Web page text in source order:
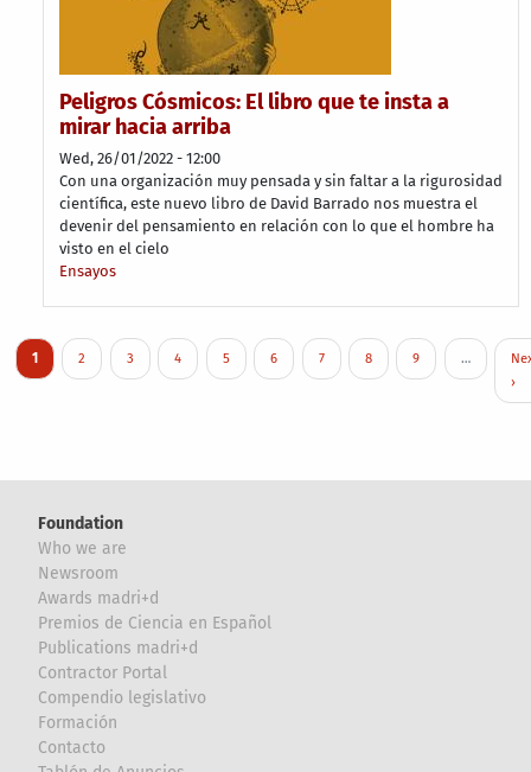
Peligros Cósmicos: El libro que te insta a
mirar hacia arriba
Wed, 26/01/2022 - 12:00
Con una organización muy pensada y sin faltar a la rigurosidad
científica, este nuevo libro de David Barrado nos muestra el
devenir del pensamiento en relación con lo que el hombre ha
visto en el cielo
Ensayos
Pagination
Current page
1 Page
2 Page
3 Page
4 Page
5 Page
6 Page
7 Page
8 Page
9 …
›
Foundation
Who we are
Newsroom
Awards madri+d
Premios de Ciencia en Español
Publications madri+d
Contractor Portal
Compendio legislativo
Formación
Contacto